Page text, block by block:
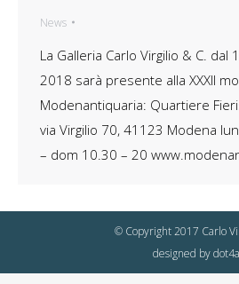
News
La Galleria Carlo Virgilio & C. dal
2018 sarà presente alla XXXII
Modenantiquaria: Quartiere
via Virgilio 70, 41123 Modena
– dom 10.30 – 20
© Copyright 2017 Carlo
designed by